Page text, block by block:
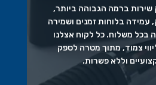
שירות ברמה הגבוהה ביותר,
עמידה בלוחות זמנים ושמירה
בכל משלוח. כל לקוח אצלנו
צמוד, מתוך מטרה לספק
וללא פשרות.